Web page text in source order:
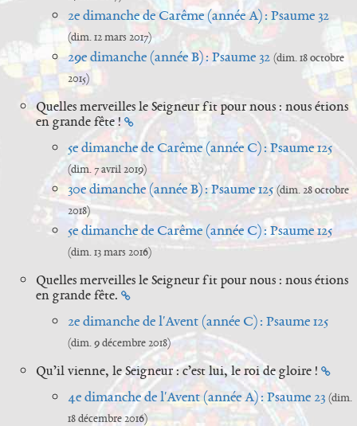
2e dimanche de Carême (année A) : Psaume 32
(dim. 12 mars 2017)
29e dimanche (année B) : Psaume 32 (dim. 18 octobre
2015)
Quelles merveilles le Seigneur fit pour nous : nous étions
en grande fête !
5e dimanche de Carême (année C) : Psaume 125
(dim. 7 avril 2019)
30e dimanche (année B) : Psaume 125 (dim. 28 octobre
2018)
5e dimanche de Carême (année C) : Psaume 125
(dim. 13 mars 2016)
Quelles merveilles le Seigneur fit pour nous : nous étions
en grande fête.
2e dimanche de l'Avent (année C) : Psaume 125
(dim. 9 décembre 2018)
Qu’il vienne, le Seigneur : c’est lui, le roi de gloire !
4e dimanche de l'Avent (année A) : Psaume 23 (dim.
18 décembre 2016)